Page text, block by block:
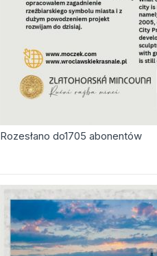
Rozesłano do1705 abonentów